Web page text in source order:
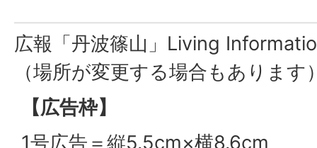
広報「丹波篠山」Living
（場所が変更する場合もあります
【広告枠】
1号広告＝縦5.5cm×横8.6cm